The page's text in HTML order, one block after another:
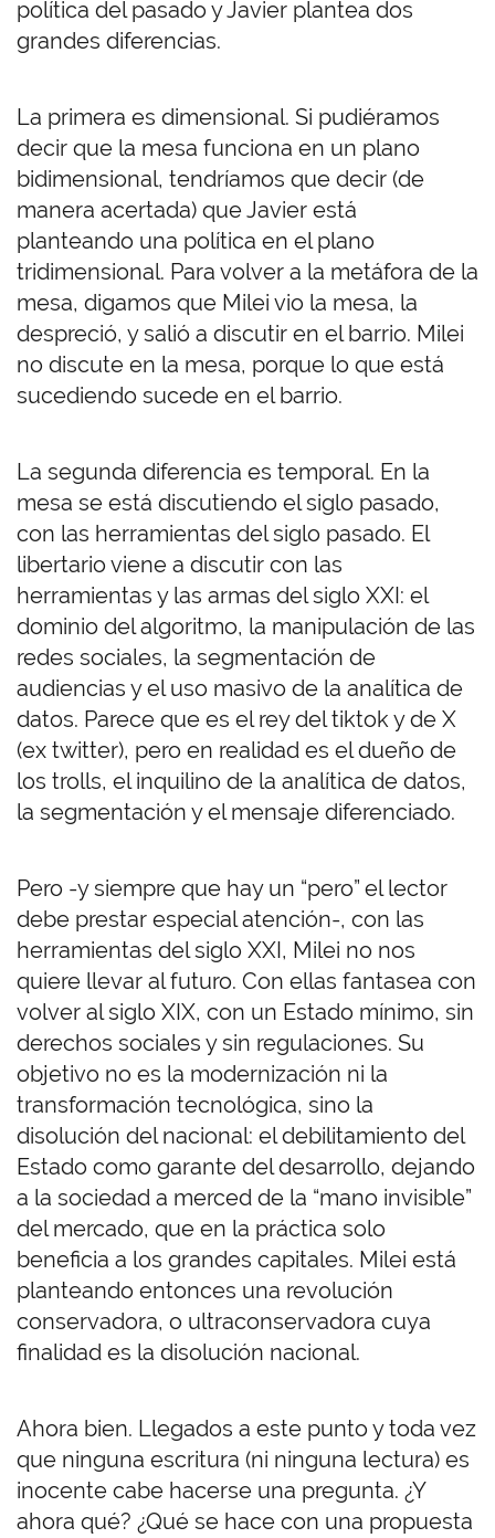
política del pasado y Javier plantea dos
grandes diferencias.
La primera es dimensional. Si pudiéramos
decir que la mesa funciona en un plano
bidimensional, tendríamos que decir (de
manera acertada) que Javier está
planteando una política en el plano
tridimensional. Para volver a la metáfora de la
mesa, digamos que Milei vio la mesa, la
despreció, y salió a discutir en el barrio. Milei
no discute en la mesa, porque lo que está
sucediendo sucede en el barrio.
La segunda diferencia es temporal. En la
mesa se está discutiendo el siglo pasado,
con las herramientas del siglo pasado. El
libertario viene a discutir con las
herramientas y las armas del siglo XXI: el
dominio del algoritmo, la manipulación de las
redes sociales, la segmentación de
audiencias y el uso masivo de la analítica de
datos. Parece que es el rey del tiktok y de X
(ex twitter), pero en realidad es el dueño de
los trolls, el inquilino de la analítica de datos,
la segmentación y el mensaje diferenciado.
Pero -y siempre que hay un “pero” el lector
debe prestar especial atención-, con las
herramientas del siglo XXI, Milei no nos
quiere llevar al futuro. Con ellas fantasea con
volver al siglo XIX, con un Estado mínimo, sin
derechos sociales y sin regulaciones. Su
objetivo no es la modernización ni la
transformación tecnológica, sino la
disolución del nacional: el debilitamiento del
Estado como garante del desarrollo, dejando
a la sociedad a merced de la “mano invisible”
del mercado, que en la práctica solo
beneficia a los grandes capitales. Milei está
planteando entonces una revolución
conservadora, o ultraconservadora cuya
finalidad es la disolución nacional.
Ahora bien. Llegados a este punto y toda vez
que ninguna escritura (ni ninguna lectura) es
inocente cabe hacerse una pregunta. ¿Y
ahora qué? ¿Qué se hace con una propuesta